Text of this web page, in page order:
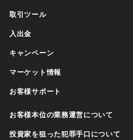
取引ツール
入出金
キャンペーン
マーケット情報
お客様サポート
お客様本位の業務運営について
投資家を狙った犯罪手口について